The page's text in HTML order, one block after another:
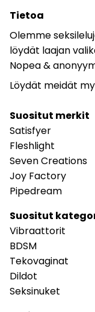
Tietoa
Olemme
löydät laajan
Nopea &
Löydät meidät
Suositut merkit
Satisfyer
Fleshlight
Seven Creations
Joy Factory
Pipedream
Suositut
Vibraattorit
BDSM
Tekovaginat
Dildot
Seksinuket